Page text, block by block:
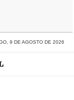
9 DE AGOSTO DE 2026